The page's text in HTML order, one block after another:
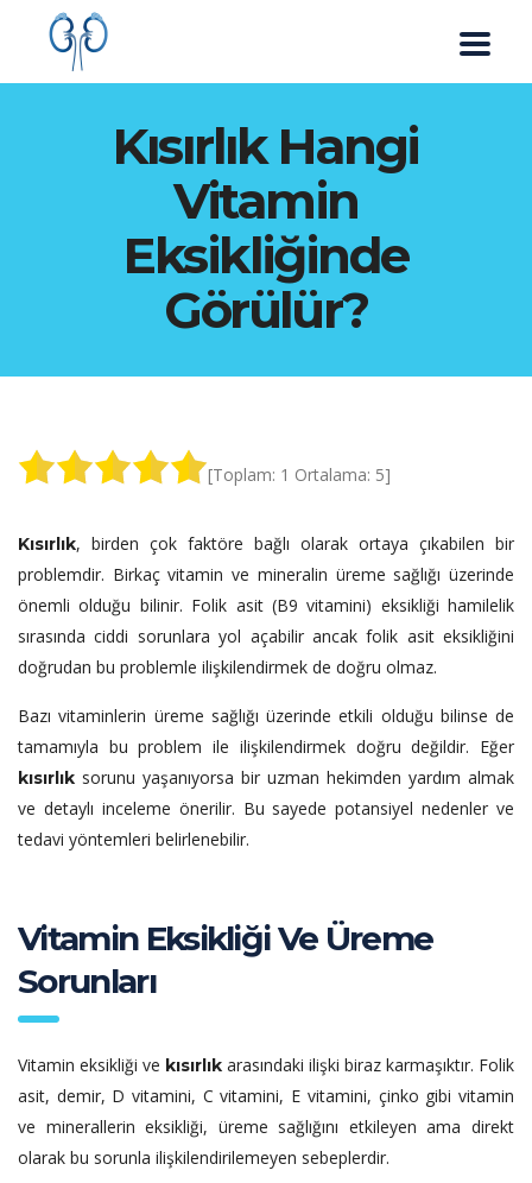
Kısırlık Hangi
Vitamin
Eksikliğinde
Görülür?
[Toplam: 1 Ortalama: 5]
Kısırlık, birden çok faktöre bağlı olarak ortaya çıkabilen bir
problemdir. Birkaç vitamin ve mineralin üreme sağlığı üzerinde
önemli olduğu bilinir. Folik asit (B9 vitamini) eksikliği hamilelik
sırasında ciddi sorunlara yol açabilir ancak folik asit eksikliğini
doğrudan bu problemle ilişkilendirmek de doğru olmaz.
Bazı vitaminlerin üreme sağlığı üzerinde etkili olduğu bilinse de
tamamıyla bu problem ile ilişkilendirmek doğru değildir. Eğer
kısırlık sorunu yaşanıyorsa bir uzman hekimden yardım almak
ve detaylı inceleme önerilir. Bu sayede potansiyel nedenler ve
tedavi yöntemleri belirlenebilir.
Vitamin Eksikliği Ve Üreme
Sorunları
Vitamin eksikliği ve kısırlık arasındaki ilişki biraz karmaşıktır. Folik
asit, demir, D vitamini, C vitamini, E vitamini, çinko gibi vitamin
ve minerallerin eksikliği, üreme sağlığını etkileyen ama direkt
olarak bu sorunla ilişkilendirilemeyen sebeplerdir.